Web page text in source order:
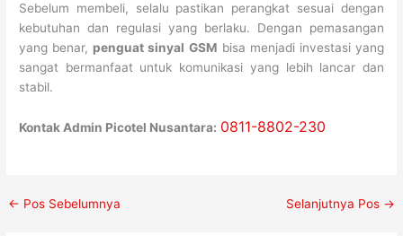
Sebelum membeli, selalu pastikan perangkat sesuai dengan
kebutuhan dan regulasi yang berlaku. Dengan pemasangan
yang benar, penguat sinyal GSM bisa menjadi investasi yang
sangat bermanfaat untuk komunikasi yang lebih lancar dan
stabil.
Kontak Admin Picotel Nusantara: 0811-8802-230
← Pos Sebelumnya Selanjutnya Pos →